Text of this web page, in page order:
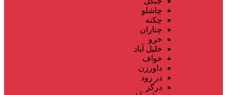
چاشلو
چکنه
چناران
خرو
خلیل آباد
خواف
داورزن
در رود
درگز